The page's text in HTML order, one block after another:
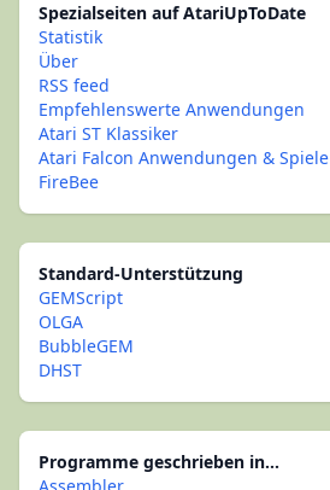
Spezialseiten auf AtariUpToDate
Statistik
Über
RSS feed
Empfehlenswerte Anwendungen
Atari ST Klassiker
Atari Falcon Anwendungen & Spiele
FireBee
Standard-Unterstützung
GEMScript
OLGA
BubbleGEM
DHST
Programme geschrieben in...